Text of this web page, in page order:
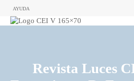
AYUDA
Revista Luces